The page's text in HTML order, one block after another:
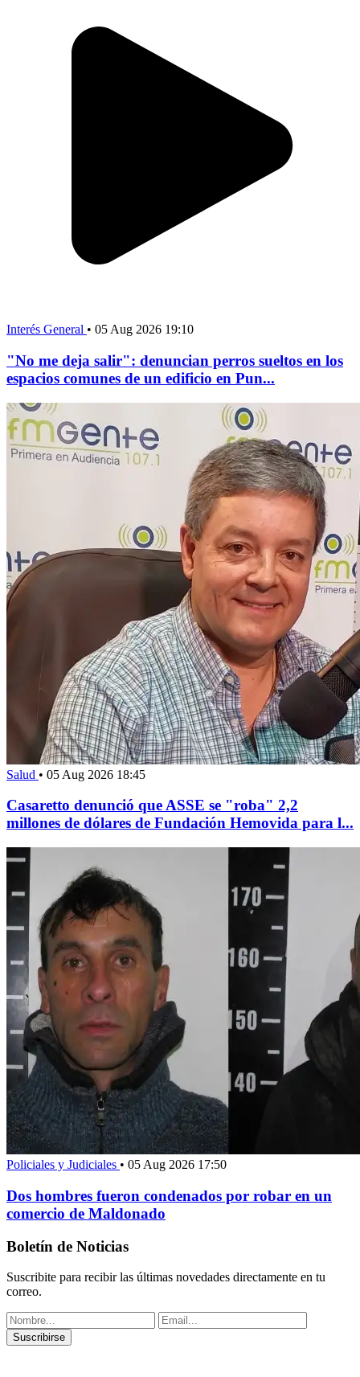
Interés General • 05 Aug 2026 19:10
"No me deja salir": denuncian perros sueltos en los
espacios comunes de un edificio en Pun...
Salud • 05 Aug 2026 18:45
Casaretto denunció que ASSE se "roba" 2,2
millones de dólares de Fundación Hemovida para l...
Policiales y Judiciales • 05 Aug 2026 17:50
Dos hombres fueron condenados por robar en un
comercio de Maldonado
Boletín de Noticias
Suscribite para recibir las últimas novedades directamente en tu
correo.
Suscribirse